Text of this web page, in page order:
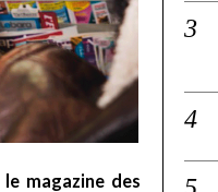
magazine des